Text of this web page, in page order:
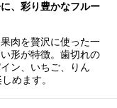
、彩り豊かなフルー
肉を贅沢に使った一
形が特徴。歯切れの
ン、いちご、りん
めます。